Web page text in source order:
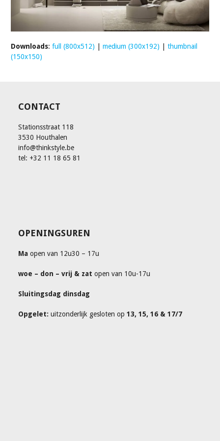
Downloads:full (800x512) |medium (300x192) |thumbnail
(150x150)
CONTACT
Stationsstraat 118
3530 Houthalen
info@thinkstyle.be
tel: +32 11 18 65 81
OPENINGSUREN
Ma open van 12u30 – 17u
woe – don – vrij & zatopen van 10u-17u
Sluitingsdag dinsdag
Opgelet: uitzonderlijk gesloten op13, 15, 16 & 17/7